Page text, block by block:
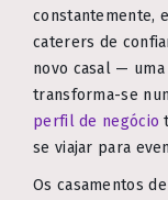
constantemente,
caterers de
novo casal —
transforma-se
perfil de negócio
se viajar para
Os casamentos